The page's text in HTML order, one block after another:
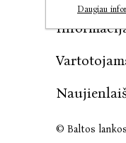
© Baltos
Daugiau